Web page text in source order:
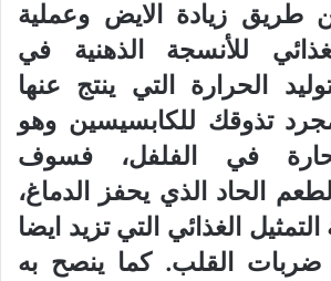
طريق زيادة الايض وعملية
للأنسجة الذهنية في
الحرارة التي ينتج عنها
تذوقك للكابسيسين وهو
في الفلفل، فسوف
الحاد الذي يحفز الدماغ،
الغذائي التي تزيد ايضا
القلب. كما ينصح به